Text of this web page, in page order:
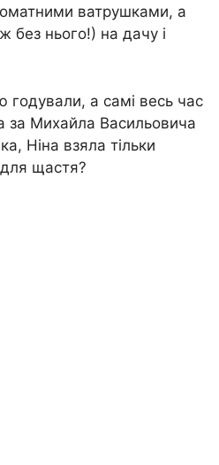
ватрушками, а
без нього!) на дачу і
годували, а самі весь час
за Михайла Васильовича
Ніна взяла тільки
щастя?